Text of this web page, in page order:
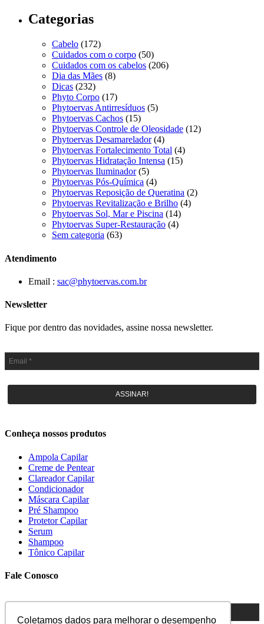
Coletamos dados para melhorar o desempenho
Categorias
Cabelo (172)
Cuidados com o corpo (50)
Cuidados com os cabelos (206)
Dia das Mães (8)
Dicas (232)
Phyto Corpo (17)
Phytoervas Antirresíduos (5)
Phytoervas Cachos (15)
Phytoervas Controle de Oleosidade (12)
Phytoervas Desamarelador(4)
Phytoervas Fortalecimento Total (4)
Phytoervas Hidratação Intensa (15)
Phytoervas Iluminador(5)
Phytoervas Pós-Química (4)
Phytoervas Reposição de Queratina (2)
Phytoervas Revitalização e Brilho (4)
Phytoervas Sol, Mar e Piscina (14)
Phytoervas Super-Restauração (4)
Sem categoria (63)
Atendimento
Email : sac@phytoervas.com.br
Newsletter
Fique por dentro das novidades, assine nossa newsletter.
ASSINAR!
Conheça nossos produtos
Ampola Capilar
Creme de Pentear
Clareador Capilar
Condicionador
Máscara Capilar
Pré Shampoo
Protetor Capilar
Serum
Shampoo
Tônico Capilar
Fale Conosco